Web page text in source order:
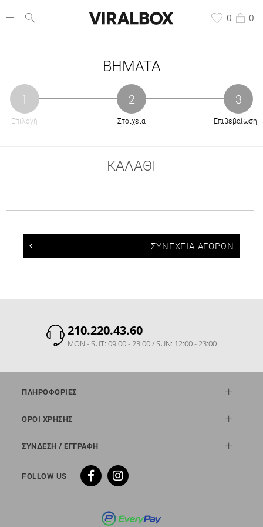
0 0
BHMATA
1
Επιλογή
2
Στοιχεία
3
Επιβεβαίωση
ΚΑΛΑΘΙ
ΣΥΝΕΧΕΙΑ ΑΓΟΡΩΝ
210.220.43.60
MON - SUT: 09:00 - 23:00 / SUN: 12:00 - 23:00
ΠΛΗΡΟΦΟΡΙΕΣ
ΟΡΟΙ ΧΡΗΣΗΣ
ΣΥΝΔΕΣΗ / ΕΓΓΡΑΦΗ
FOLLOW US